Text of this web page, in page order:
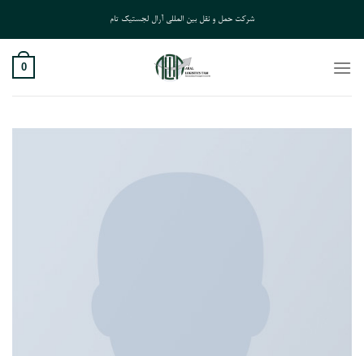
شرکت حمل و نقل بین المللی آرال لجستیک تام
0